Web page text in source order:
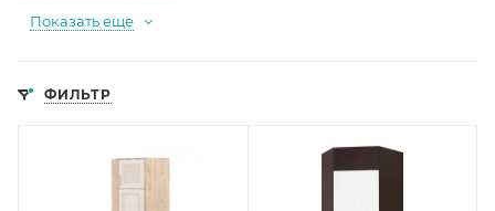
Показать еще
ФИЛЬТР